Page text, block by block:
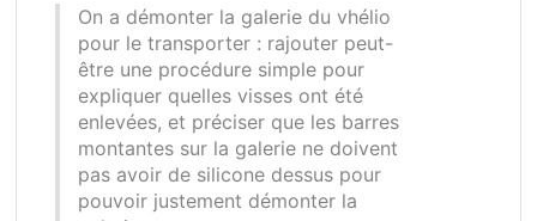
On a démonter la galerie du vhélio
pour le transporter : rajouter peut-
être une procédure simple pour
expliquer quelles visses ont été
enlevées, et préciser que les barres
montantes sur la galerie ne doivent
pas avoir de silicone dessus pour
pouvoir justement démonter la